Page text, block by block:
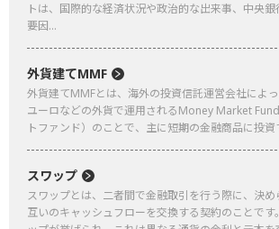
トは、国際的な経済状況や政治的な出来事、中央
要因...
外貨建てMMF
外貨建てMMFとは、海外の投資信託運営会社によ
ユーロなどの外貨で運用されるMoney Market
トファンド）のことで、主に短期の金融商品に投資
スワップ
スワップとは、二者間で金融取引を行う際に、決
互いのキャッシュフローを交換する契約のことです